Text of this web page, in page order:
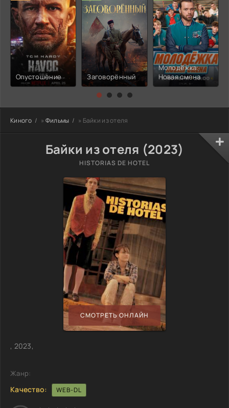
Опустошение Заговорённый
Молодёжка:
Новая смена
Киного » Фильмы » Байки из отеля
Байки из отеля (2023)
HISTORIAS DE HOTEL
СМОТРЕТЬ ОНЛАЙН
, 2023,
Жанр:
Качество: WEB-DL